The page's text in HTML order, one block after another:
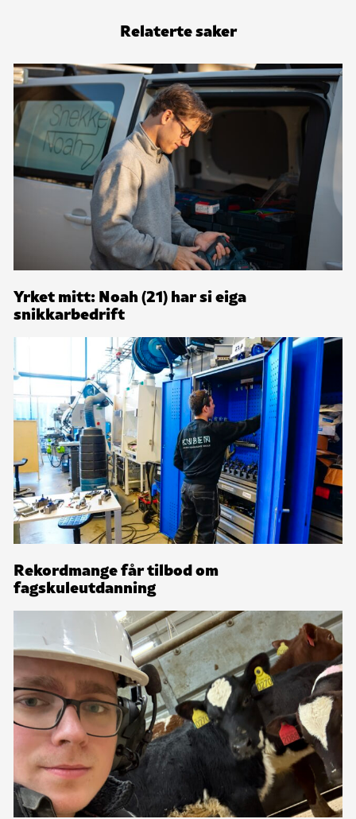
Relaterte saker
Yrket mitt: Noah (21) har si eiga
snikkarbedrift
Rekordmange får tilbod om
fagskuleutdanning